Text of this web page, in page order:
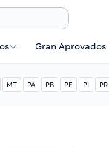
Gran Aprovados
MT PA PB PE PI PR